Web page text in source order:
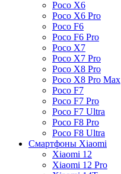
Poco X6
Poco X6 Pro
Poco F6
Poco F6 Pro
Poco X7
Poco X7 Pro
Poco X8 Pro
Poco X8 Pro Max
Poco F7
Poco F7 Pro
Poco F7 Ultra
Poco F8 Pro
Poco F8 Ultra
Смартфоны Xiaomi
Xiaomi 12
Xiaomi 12 Pro